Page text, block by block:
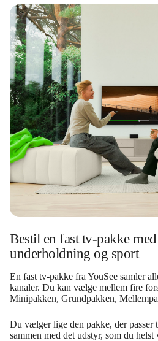
Bestil en fast tv-pakke
underholdning og sport
En fast tv-pakke fra YouSee samler
kanaler. Du kan vælge mellem fire
Minipakken, Grundpakken,
Du vælger lige den pakke, der passer
sammen med det udstyr, som du